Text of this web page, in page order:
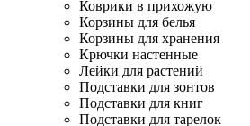
Коврики в прихожую
Корзины для белья
Корзины для хранения
Крючки настенные
Лейки для растений
Подставки для зонтов
Подставки для книг
Подставки для тарелок